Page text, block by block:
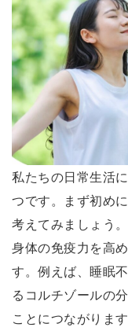
私たちの日常生活
つです。まず初め
考えてみましょう
身体の免疫力を高
す。例えば、睡眠
るコルチゾールの
ことにつながりま